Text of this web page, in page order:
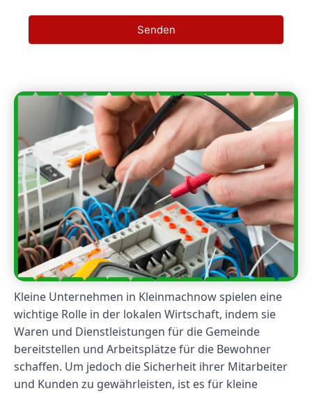
Senden
Kleine Unternehmen in Kleinmachnow spielen eine
wichtige Rolle in der lokalen Wirtschaft, indem sie
Waren und Dienstleistungen für die Gemeinde
bereitstellen und Arbeitsplätze für die Bewohner
schaffen. Um jedoch die Sicherheit ihrer Mitarbeiter
und Kunden zu gewährleisten, ist es für kleine